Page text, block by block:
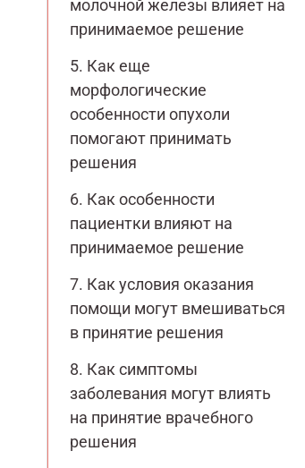
молочной железы влияет на
принимаемое решение
Как еще
морфологические
особенности опухоли
помогают принимать
решения
Как особенности
пациентки влияют на
принимаемое решение
Как условия оказания
помощи могут вмешиваться
в принятие решения
Как симптомы
заболевания могут влиять
на принятие врачебного
решения